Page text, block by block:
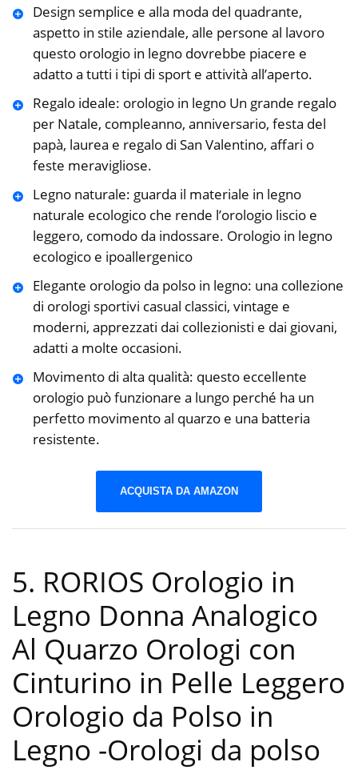
Design semplice e alla moda del quadrante,
aspetto in stile aziendale, alle persone al lavoro
questo orologio in legno dovrebbe piacere e
adatto a tutti i tipi di sport e attività all’aperto.
Regalo ideale: orologio in legno Un grande regalo
per Natale, compleanno, anniversario, festa del
papà, laurea e regalo di San Valentino, affari o
feste meravigliose.
Legno naturale: guarda il materiale in legno
naturale ecologico che rende l’orologio liscio e
leggero, comodo da indossare. Orologio in legno
ecologico e ipoallergenico
Elegante orologio da polso in legno: una collezione
di orologi sportivi casual classici, vintage e
moderni, apprezzati dai collezionisti e dai giovani,
adatti a molte occasioni.
Movimento di alta qualità: questo eccellente
orologio può funzionare a lungo perché ha un
perfetto movimento al quarzo e una batteria
resistente.
ACQUISTA DA AMAZON
5. RORIOS Orologio in
Legno Donna Analogico
Al Quarzo Orologi con
Cinturino in Pelle Leggero
Orologio da Polso in
Legno -Orologi da polso